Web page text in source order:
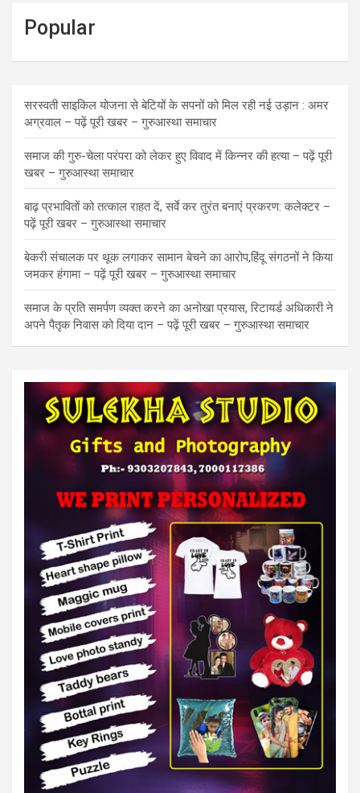
Popular
सरस्वती साइकिल योजना से बेटियों के सपनों को मिल रही नई उड़ान : अमर
अग्रवाल – पढ़ें पूरी खबर – गुरुआस्था समाचार
समाज की गुरु-चेला परंपरा को लेकर हुए विवाद में किन्नर की हत्या – पढ़ें पूरी
खबर – गुरुआस्था समाचार
बाढ़ प्रभावितों को तत्काल राहत दें, सर्वे कर तुरंत बनाएं प्रकरण: कलेक्टर –
पढ़ें पूरी खबर – गुरुआस्था समाचार
बेकरी संचालक पर थूक लगाकर सामान बेचने का आरोप,हिंदू संगठनों ने किया
जमकर हंगामा – पढ़ें पूरी खबर – गुरुआस्था समाचार
समाज के प्रति समर्पण व्यक्त करने का अनोखा प्रयास, रिटायर्ड अधिकारी ने
अपने पैतृक निवास को दिया दान – पढ़ें पूरी खबर – गुरुआस्था समाचार